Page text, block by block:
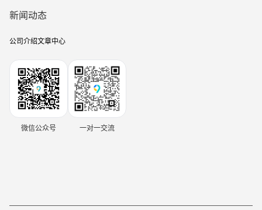
新闻动态
公司介绍文章中心
微信公众号 一对一交流